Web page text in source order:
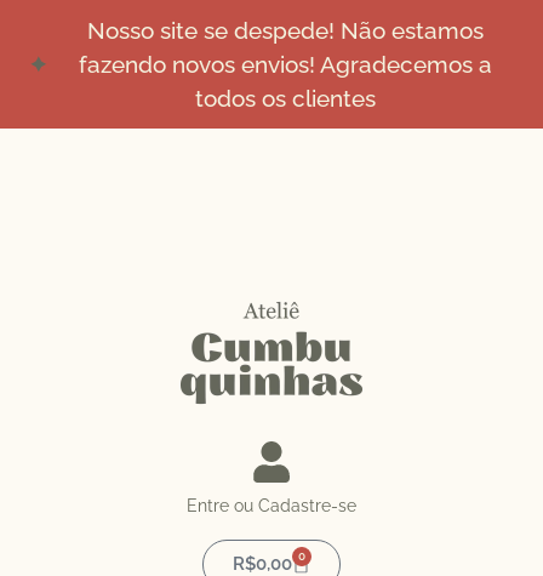
Nosso site se despede! Não estamos
fazendo novos envios! Agradecemos a
todos os clientes
Entre ou Cadastre-se
R$0,00 0